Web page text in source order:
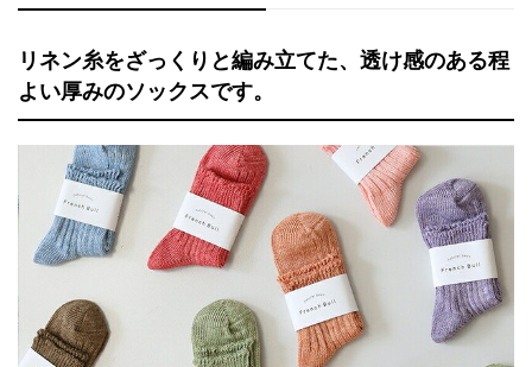
リネン糸をざっくりと編み立てた、透け感のある程
よい厚みのソックスです。